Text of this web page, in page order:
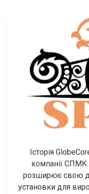
Історія
компанії СПМК.
розширює свою
установки для